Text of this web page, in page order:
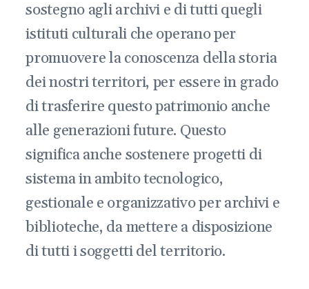
sostegno agli archivi e di tutti quegli
istituti culturali che operano per
promuovere la conoscenza della storia
dei nostri territori, per essere in grado
di trasferire questo patrimonio anche
alle generazioni future. Questo
significa anche sostenere progetti di
sistema in ambito tecnologico,
gestionale e organizzativo per archivi e
biblioteche, da mettere a disposizione
di tutti i soggetti del territorio.